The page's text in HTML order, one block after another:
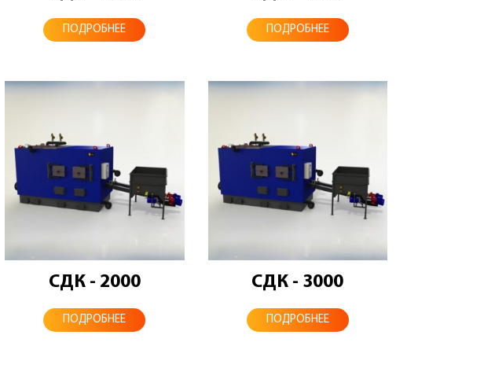
ПОДРОБНЕЕ ПОДРОБНЕЕ
СДК - 2000
ПОДРОБНЕЕ
СДК - 3000
ПОДРОБНЕЕ